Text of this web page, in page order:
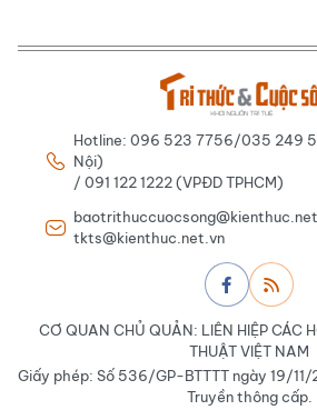
Hotline: 096 523 7756/035 249
Nội)
/ 091 122 1222 (VPĐD TPHCM)
tkts@kienthuc.net.vn
CƠ QUAN CHỦ QUẢN: LIÊN HIỆP CÁC
THUẬT VIỆT NAM
Giấy phép: Số 536/GP-BTTTT ngày 19/
Truyền thông cấp.